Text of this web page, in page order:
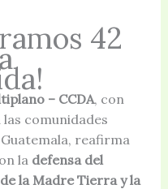
42
– CCDA, con
comunidades
reafirma
la defensa del
la Madre Tierra y la